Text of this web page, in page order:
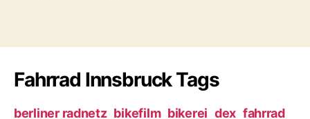
Fahrrad Innsbruck Tags
berliner radnetz bikefilm bikerei dex fahrrad